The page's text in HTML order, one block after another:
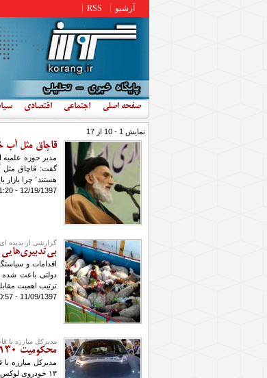
آرشیو RSS
صفحه اصلی اجتماعی اقتصادی
نمایش 1 - 10 از 17
قاچاق مثل آب
مدیر حوزه علمیه
گفت: قاچاق
هستند٬ چرا بازار باید رها باشد.
12/19/1397 - 21:20
گزارشی از پدیده
اقدامات و
دولتی باعث
ترتیب اهمیت
11/09/1397 - 10:57
مدیرکل مبارزه با
محکومیت ۱۳۰ میلیاردی برای قاچاق ۱۳ خودروی لوکس
مدیرکل مبارزه
۱۳ خودروی لوکس را ۱۳۰ میلیارد ریال اعلام کرد.